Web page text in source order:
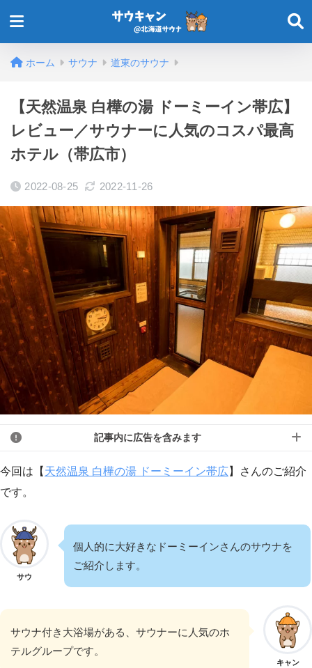
ホーム サウナ 道東のサウナ
【天然温泉 白樺の湯 ドーミーイン帯広】
レビュー／サウナーに人気のコスパ最高
ホテル（帯広市）
2022-08-25 2022-11-26
記事内に広告を含みます
今回は【 天然温泉 白樺の湯 ドーミーイン帯広】さんのご紹介
です。
サウ
個人的に大好きなドーミーインさんのサウナを
ご紹介します。
キャン
サウナ付き大浴場がある、サウナーに人気のホ
テルグループです。